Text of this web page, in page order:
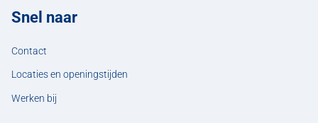
Snel naar
Contact
Locaties en openingstijden
Werken bij